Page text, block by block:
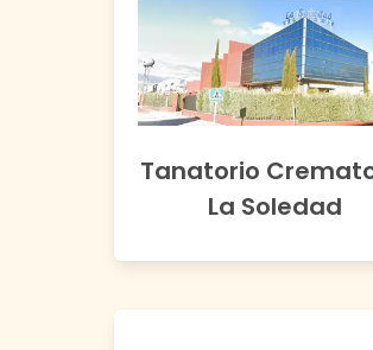
Tanatorio
La Soledad